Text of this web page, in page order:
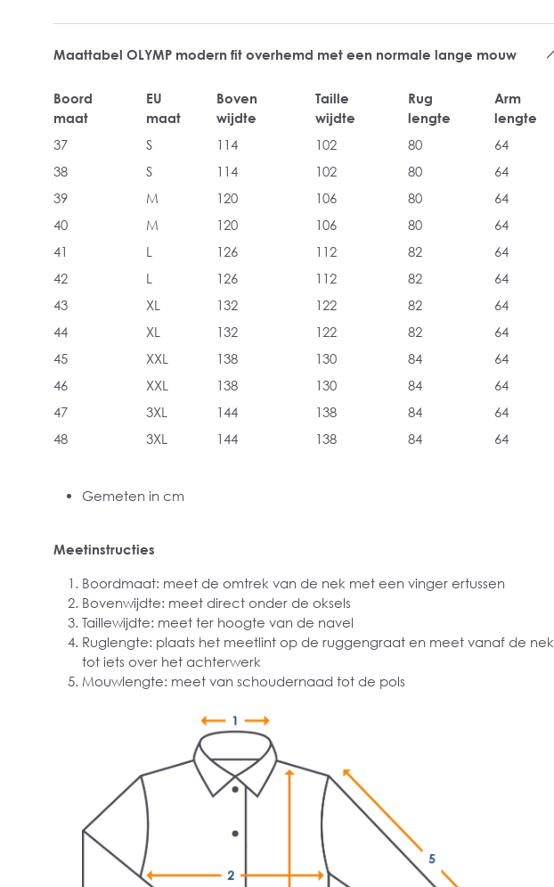
Maattabel OLYMP modern fit overhemd met een normale lange mouw
Boord
maat
EU
maat
Boven
wijdte
Taille
wijdte
Rug
lengte
Arm
lengte
37
S 114 102 80
64
38
S 114 102 80
64
39
M 120 106 80
64
40
M 120 106 80
64
41
L 126 112 82
64
42
L 126 112 82
64
43
XL 132 122 82
64
44
XL 132 122 82
64
45
XXL 138 130 84
64
46
XXL 138 130 84
64
47
3XL 144 138 84
64
48
3XL 144 138 84 64
Gemeten in cm
Meetinstructies
Boordmaat: meet de omtrek van de nek met een vinger ertussen
Bovenwijdte: meet direct onder de oksels
Taillewijdte: meet ter hoogte van de navel
Ruglengte: plaats het meetlint op de ruggengraat en meet vanaf de nek
tot iets over het achterwerk
Mouwlengte: meet van schoudernaad tot de pols